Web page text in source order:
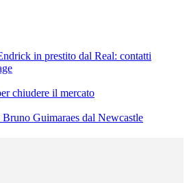
in prestito dal Real: contatti
chiudere il mercato
Guimaraes dal Newcastle